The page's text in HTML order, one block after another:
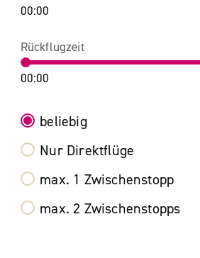
00:00
Rückflugzeit
00:00
beliebig
Nur Direktflüge
max. 1 Zwischenstopp
max. 2 Zwischenstopps